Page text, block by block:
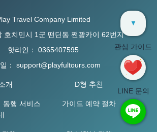
Travel Company Limited
호치민시 1군 떤딘동 쩐꽝카이 62번지
핫라인： 0365407595
： support@playfultours.com
개 D형 추천
동행 서비스
가이드 예약 절차
▼
관심 가이드
LINE 문의